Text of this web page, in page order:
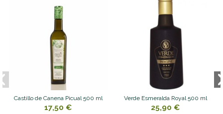
Castillo de Canena Picual 500 ml
17,50 €
Verde Esmeralda Royal 500 ml
25,90 €